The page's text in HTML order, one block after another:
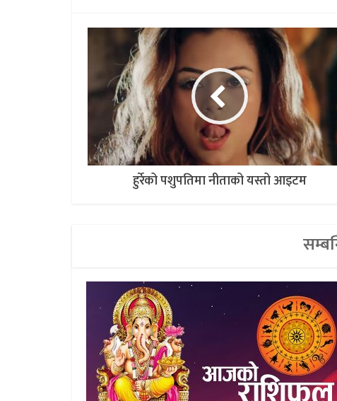
हुर्रेको पशुपतिमा नीताको यस्तो आइटम